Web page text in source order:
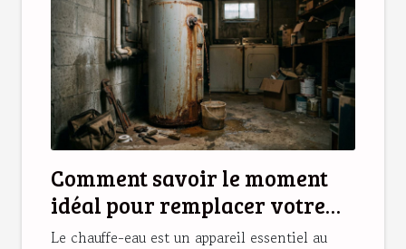
Comment savoir le moment
idéal pour remplacer votre
chauffe-eau ?
Le chauffe-eau est un appareil essentiel au